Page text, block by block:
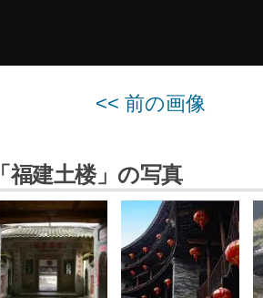
<< 前の画像
「福建土楼」の写真